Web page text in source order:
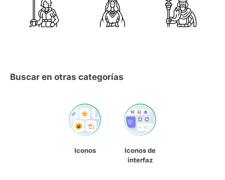
Buscar en otras categorías
Iconos
Iconos de
interfaz